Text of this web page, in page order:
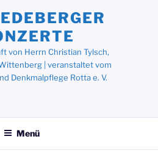
von Herrn Christian Tylsch,
| veranstaltet vom
Denkmalpflege Rotta e. V.
Menü